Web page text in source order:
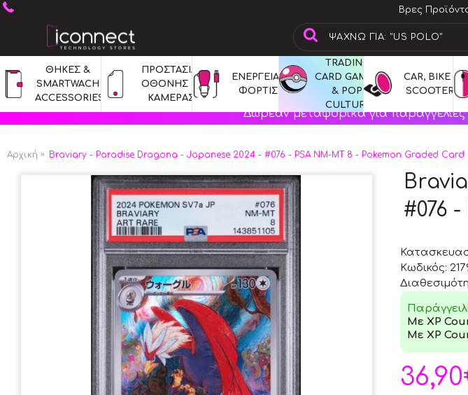
Βρες
ΘΗΚΕΣ &
SMARTWACH
ACCESSORIES
ΠΡΟΣΤΑΣΙΑ
ΟΘΟΝΗΣ &
ΚΑΜΕΡΑΣ
ΕΝΕΡΓΕΙΑ &
ΦΟΡΤΙΣΗ
TRADING
CARD GAMES
& POP
CULTURE
CAR, BIKE &
SCOOTERS
Δωρεάν μεταφορικά για
Αρχική Braviary - Paradise Dragona - Japanese 2024 - #076 - PSA NM-MT 8 - Pokemon Graded Card
#076
Κωδικός:
Με XP
Με XP